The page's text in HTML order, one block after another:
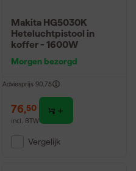
Makita HG5030K
Heteluchtpistool in
koffer - 1600W
Morgen bezorgd
Adviesprijs 90,75
76,50
incl. BTW
Vergelijk